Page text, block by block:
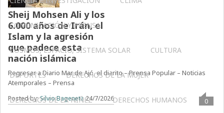
COMUNICACIÓN Y PRENSA
COSMOS, ESPACIO, SISTEMA SOLAR CULTURA
DEPORTES DERECHOS DE LA MUJER
DERECHOS DE LA NIÑEZ DERECHOS HUMANOS
Sheij Mohsen Ali y los
6.000 años de Irán, el
Islam y la agresión
que padece esta
nación islámica
Regresar a Diario Mar de Ajó, el diarito – Prensa Popular – Noticias
Atemporales – Prensa
Posted by:Silvio Bageneta 24/7/2026 0